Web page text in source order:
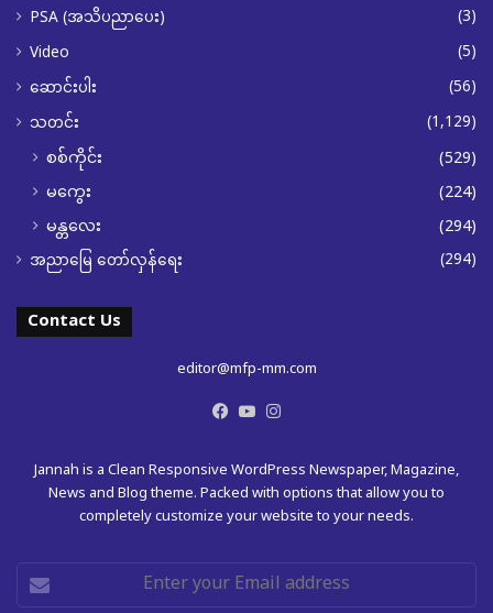
PSA (အသိပညာပေး)
(3)
Video
(5)
ဆောင်းပါး
(56)
သတင်း
(1,129)
စစ်ကိုင်း
(529)
မကွေး
(224)
မန္တလေး
(294)
အညာမြေ တော်လှန်ရေး (294)
Contact Us
editor@mfp-mm.com
Facebook
YouTube
Jannah is a Clean Responsive WordPress Newspaper, Magazine,
News and Blog theme. Packed with options that allow you to
completely customize your website to your needs.
Enter
your